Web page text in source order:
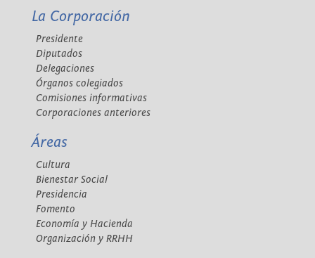
La Corporación
Presidente
Diputados
Delegaciones
Órganos colegiados
Comisiones informativas
Corporaciones anteriores
Áreas
Cultura
Bienestar Social
Presidencia
Fomento
Economía y Hacienda
Organización y RRHH